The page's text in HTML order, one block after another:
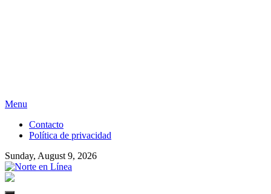
Skip
content
Menu
Contacto
Política de privacidad
Sunday, August 9, 2026